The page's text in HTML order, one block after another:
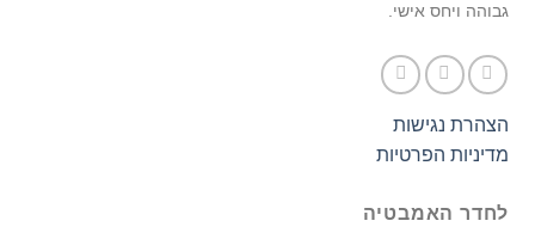
גבוהה ויחס אישי.
הצהרת נגישות
מדיניות הפרטיות
לחדר האמבטיה